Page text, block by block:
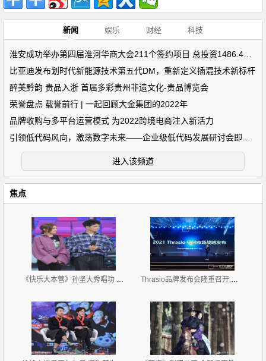
新闻 娱乐 财经 科技
比亚迪发布划时代新能源技术第五代DM，重新定义插混技术新标杆
醉美黔韵 贵品入浙 首届多彩贵州非遗文化-贵品博览会
荣誉盘点 载誉前行 | 一起回顾大金集团的2022年
品牌收购与多平台运营模式 为2022跨境电商注入新活力
进入该频道
焦点
《快乐大本营》孙坚大秀唱功 与袁姗姗默契合唱 Thrasio品牌发布会隆重召开,发布2021中国区战略规划